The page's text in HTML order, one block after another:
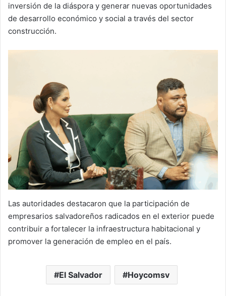
inversión de la diáspora y generar nuevas oportunidades
de desarrollo económico y social a través del sector
construcción.
Las autoridades destacaron que la participación de
empresarios salvadoreños radicados en el exterior puede
contribuir a fortalecer la infraestructura habitacional y
promover la generación de empleo en el país.
El Salvador Hoycomsv